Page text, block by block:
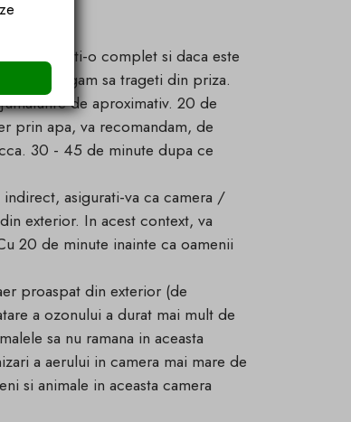
ozon, opriti-o complet si daca este
va rugam sa trageti din priza.
de aproximativ. 20 de
prin apa, va recomandam, de
30 - 45 de minute dupa ce
asigurati-va ca camera /
exterior. In acest context, va
20 de minute inainte ca oamenii
proaspat din exterior (de
a ozonului a durat mai mult de
sa nu ramana in aceasta
a aerului in camera mai mare de
si animale in aceasta camera